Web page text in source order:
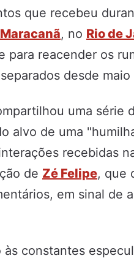
que recebeu
Maracanã, no Rio de
para reacender os
desde maio
uma série
alvo de uma
recebidas
de Zé Felipe, que
em sinal de
constantes